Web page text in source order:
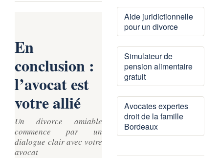
En
conclusion :
l’avocat est
votre allié
Un divorce amiable
commence par un
dialogue clair avec votre
avocat
consentement
mutuel, plus rapide
et moins coûteux.
Aide juridictionnelle
pour un divorce
Simulateur de
pension alimentaire
gratuit
Avocates expertes
droit de la famille
Bordeaux